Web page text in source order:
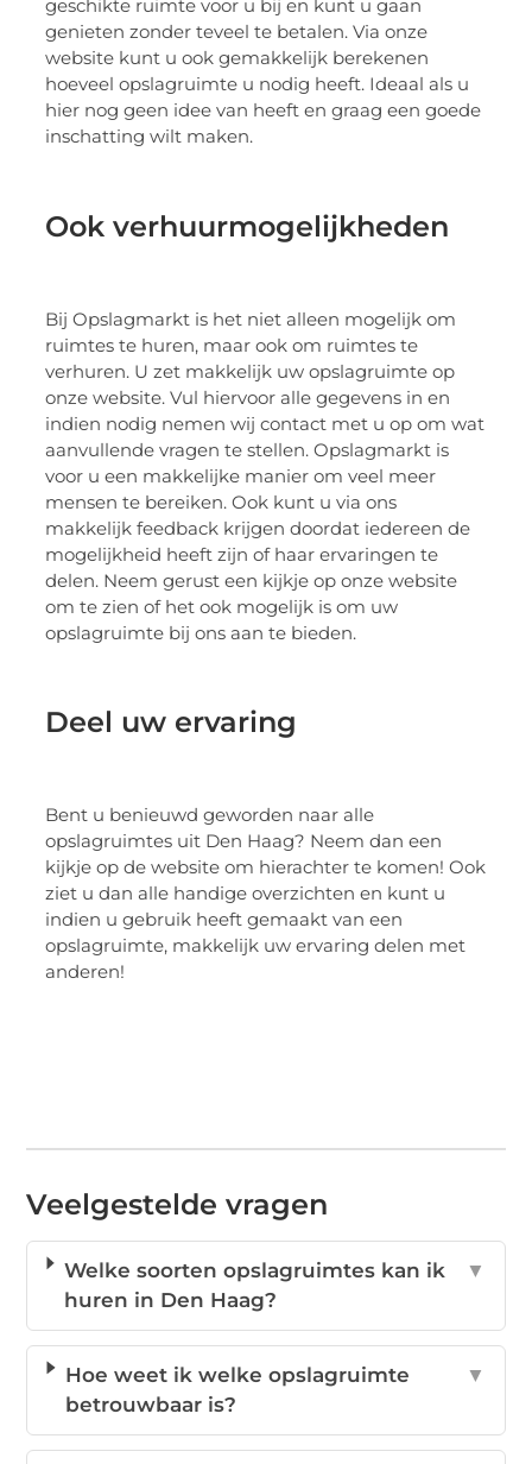
geschikte ruimte voor u bij en kunt u gaan
genieten zonder teveel te betalen. Via onze
website kunt u ook gemakkelijk berekenen
hoeveel opslagruimte u nodig heeft. Ideaal als u
hier nog geen idee van heeft en graag een goede
inschatting wilt maken.
Ook verhuurmogelijkheden
Bij Opslagmarkt is het niet alleen mogelijk om
ruimtes te huren, maar ook om ruimtes te
verhuren. U zet makkelijk uw opslagruimte op
onze website. Vul hiervoor alle gegevens in en
indien nodig nemen wij contact met u op om wat
aanvullende vragen te stellen. Opslagmarkt is
voor u een makkelijke manier om veel meer
mensen te bereiken. Ook kunt u via ons
makkelijk feedback krijgen doordat iedereen de
mogelijkheid heeft zijn of haar ervaringen te
delen. Neem gerust een kijkje op onze website
om te zien of het ook mogelijk is om uw
opslagruimte bij ons aan te bieden.
Deel uw ervaring
Bent u benieuwd geworden naar alle
opslagruimtes uit Den Haag? Neem dan een
kijkje op de website om hierachter te komen! Ook
ziet u dan alle handige overzichten en kunt u
indien u gebruik heeft gemaakt van een
opslagruimte, makkelijk uw ervaring delen met
anderen!
Veelgestelde vragen
Welke soorten opslagruimtes kan ik
huren in Den Haag?
▼
Hoe weet ik welke opslagruimte
betrouwbaar is?
▼